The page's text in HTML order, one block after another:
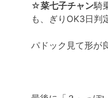
☆菜七子チャン騎
も、ぎりOK3日判
パドック見て形が